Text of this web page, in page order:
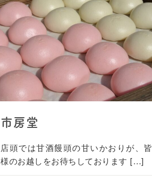
市房堂
店頭では甘酒饅頭の甘いかおりが、皆
様のお越しをお待ちしております […]